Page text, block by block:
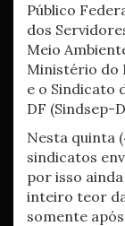
Público
dos
Meio
Ministério do
e o Sindicato
DF (Sindsep-
Nesta quinta
sindicatos
por isso
inteiro teor
somente